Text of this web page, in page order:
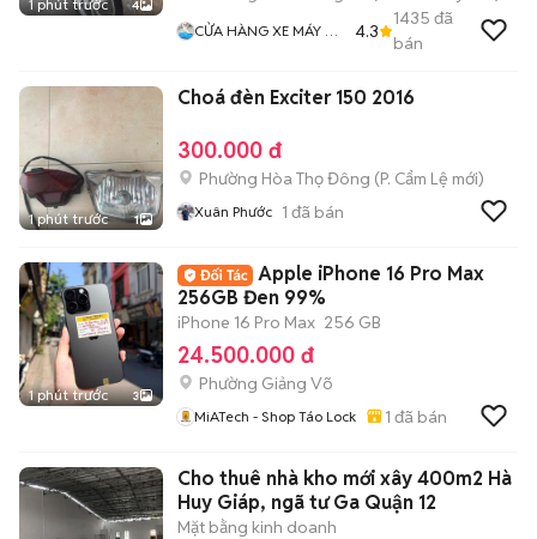
1 phút trước 4
CỬA HÀNG XE MÁY VŨ
4.3
1435 đã
bán
1 phút trước 1
Choá đèn Exciter 150 2016
300.000 đ
Phường Hòa Thọ Đông (P. Cẩm Lệ mới)
Xuân Phước 1 đã bán
1 phút trước 3
Apple iPhone 16 Pro Max
256GB Đen 99%
iPhone 16 Pro Max 256 GB
24.500.000 đ
Phường Giảng Võ
MiATech - Shop Táo Lock 1 đã bán
Cho thuê nhà kho mới xây 400m2 Hà
Huy Giáp, ngã tư Ga Quận 12
Mặt bằng kinh doanh